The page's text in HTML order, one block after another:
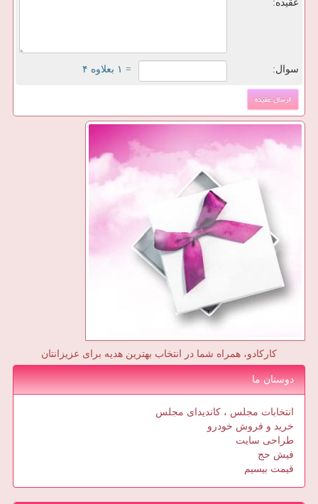
عقیده:
سوال: = ۱ بعلاوه ۴
کارکادو، همراه شما در انتخاب بهترین هدیه برای عزیزانتان
دوستان ما
انتخابات مجلس ، کاندیدای مجلس
خرید و فروش خودرو
طراحی سایت
فیش حج
قیمت بیسیم